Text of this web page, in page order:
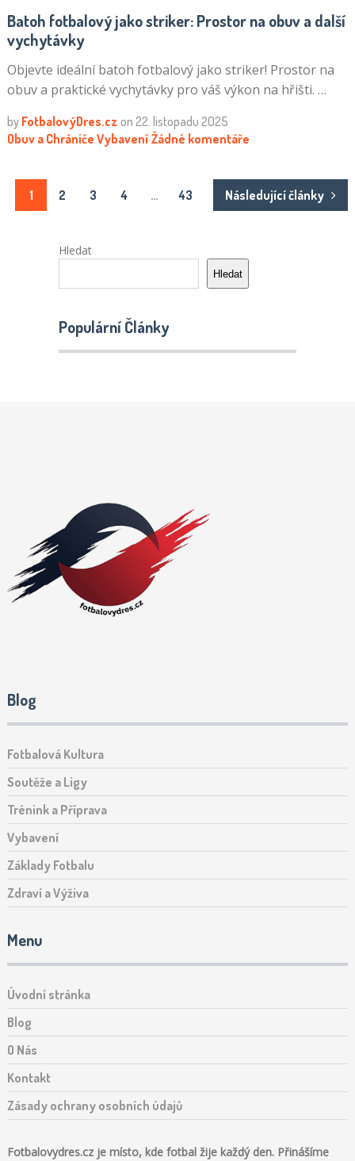
Batoh fotbalový jako striker: Prostor na obuv a další
vychytávky
Objevte ideální batoh fotbalový jako striker! Prostor na
obuv a praktické vychytávky pro váš výkon na hřišti. …
by FotbalovýDres.cz on 22. listopadu 2025
Obuv a Chrániče Vybavení Žádné komentáře
Stránkování
1 2 3 4 … 43 Následující články
Hledat
Hledat
Populární Články
Blog
Fotbalová Kultura
Soutěže a Ligy
Trénink a Příprava
Vybavení
Základy Fotbalu
Zdraví a Výživa
Menu
Úvodní stránka
Blog
O Nás
Kontakt
Zásady ochrany osobních údajů
Fotbalovydres.cz je místo, kde fotbal žije každý den. Přinášíme